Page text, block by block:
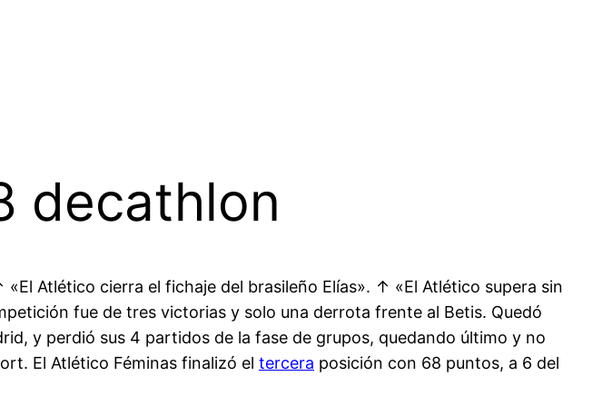
decathlon
«El Atlético cierra el fichaje del brasileño Elías». ↑ «El Atlético supera sin
fue de tres victorias y solo una derrota frente al Betis. Quedó
y perdió sus 4 partidos de la fase de grupos, quedando último y no
El Atlético Féminas finalizó el tercera posición con 68 puntos, a 6 del